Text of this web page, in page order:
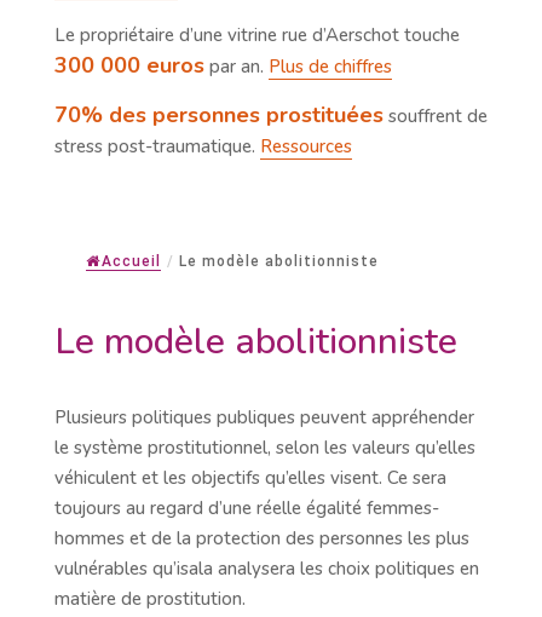
Le propriétaire d’une vitrine rue d’Aerschot touche
300 000 eurospar an. Plus de chiffres
70% des personnes prostituéessouffrent de
stress post-traumatique. Ressources
Accueil / Le modèle abolitionniste
Le modèle abolitionniste
Plusieurs politiques publiques peuvent appréhender
le système prostitutionnel, selon les valeurs qu’elles
véhiculent et les objectifs qu’elles visent. Ce sera
toujours au regard d’une réelle égalité femmes-
hommes et de la protection des personnes les plus
vulnérables qu’isala analysera les choix politiques en
matière de prostitution.